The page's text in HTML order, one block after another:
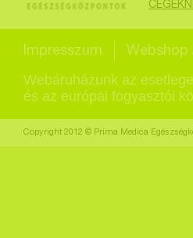
Impresszum Webshop
Webáruházunk az
és az európai fogyasztói
Copyright 2012 © Prima Medica